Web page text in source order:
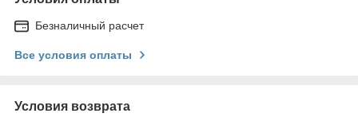
Безналичный расчет
Все условия оплаты
Условия возврата